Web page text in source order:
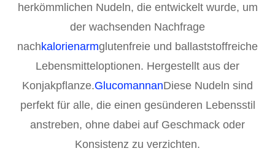
herkömmlichen Nudeln, die entwickelt wurde, um
der wachsenden Nachfrage
nachkalorienarmglutenfreie und ballaststoffreiche
Lebensmitteloptionen. Hergestellt aus der
Konjakpflanze.GlucomannanDiese Nudeln sind
perfekt für alle, die einen gesünderen Lebensstil
anstreben, ohne dabei auf Geschmack oder
Konsistenz zu verzichten.